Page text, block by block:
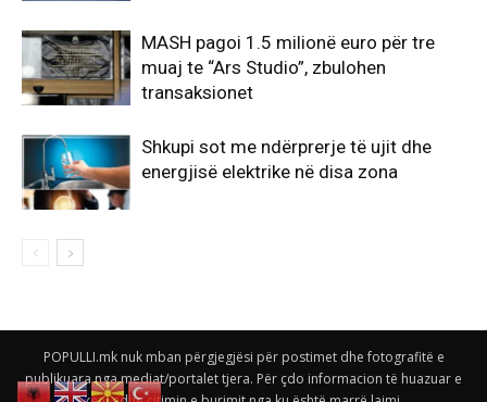
MASH pagoi 1.5 milionë euro për tre
muaj te “Ars Studio”, zbulohen
transaksionet
Shkupi sot me ndërprerje të ujit dhe
energjisë elektrike në disa zona
POPULLI.mk nuk mban përgjegjësi për postimet dhe fotografitë e
publikuara nga mediat/portalet tjera. Për çdo informacion të huazuar e